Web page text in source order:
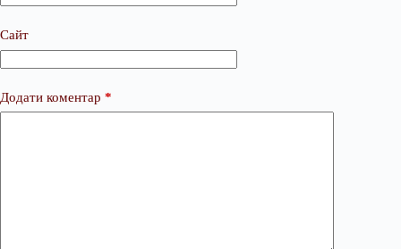
Сайт
Додати коментар *